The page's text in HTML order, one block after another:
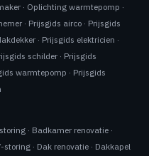
· Oplichting warmtepomp ·
· Prijsgids airco · Prijsgids
· Prijsgids elektricien ·
schilder · Prijsgids
warmtepomp · Prijsgids
· Badkamer renovatie ·
storing · Dak renovatie · Dakkapel